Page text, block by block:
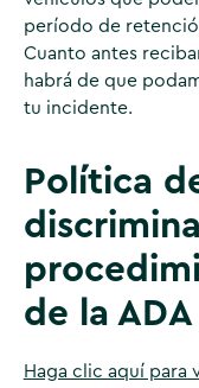
período de
Cuanto antes
habrá de que
tu incidente.
Política
de la ADA
Haga clic aquí